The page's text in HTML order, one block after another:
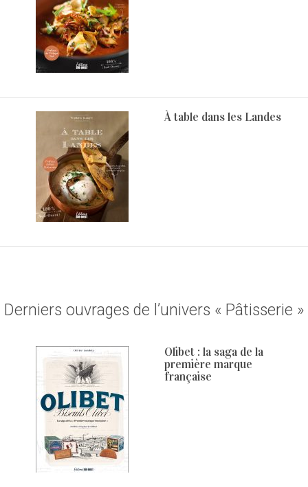
À table dans les Landes
Derniers ouvrages de l’univers « Pâtisserie »
Olibet : la saga de la
première marque
française